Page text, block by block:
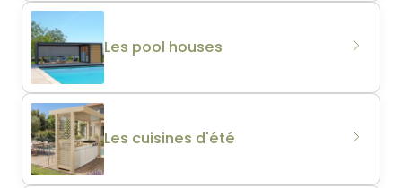
Les pool houses
Les cuisines d'été